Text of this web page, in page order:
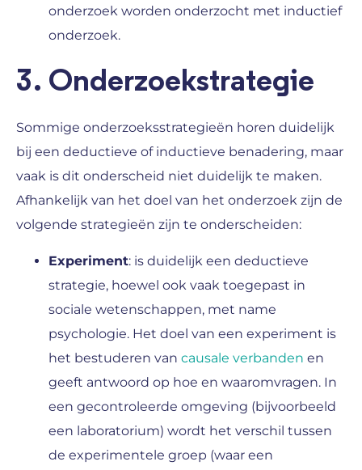
onderzoek worden onderzocht met inductief
onderzoek.
3. Onderzoekstrategie
Sommige onderzoeksstrategieën horen duidelijk
bij een deductieve of inductieve benadering, maar
vaak is dit onderscheid niet duidelijk te maken.
Afhankelijk van het doel van het onderzoek zijn de
volgende strategieën zijn te onderscheiden:
Experiment: is duidelijk een deductieve
strategie, hoewel ook vaak toegepast in
sociale wetenschappen, met name
psychologie. Het doel van een experiment is
het bestuderen van causale verbanden en
geeft antwoord op hoe en waaromvragen. In
een gecontroleerde omgeving (bijvoorbeeld
een laboratorium) wordt het verschil tussen
de experimentele groep (waar een